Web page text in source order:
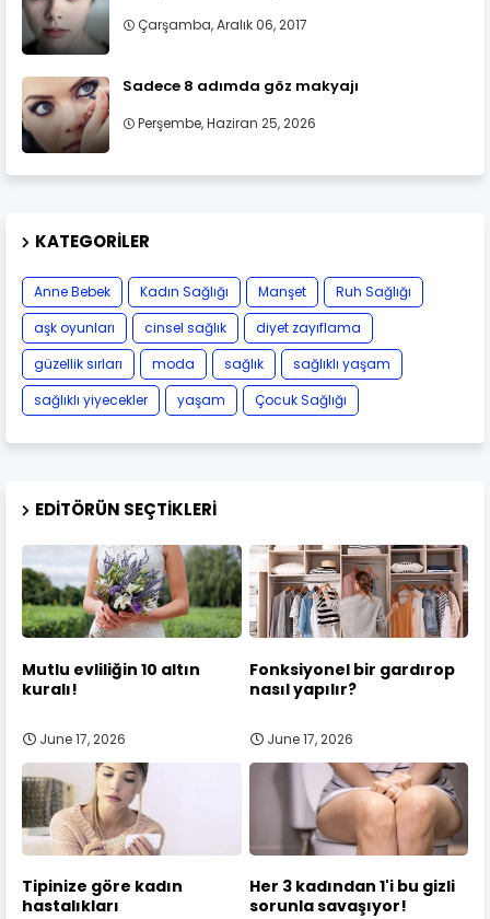
Çarşamba, Aralık 06, 2017
Sadece 8 adımda göz makyajı
Perşembe, Haziran 25, 2026
KATEGORILER
Anne Bebek Kadın Sağlığı Manşet
Ruh Sağlığı
aşk oyunları
cinsel sağlık
diyet zayıflama
güzellik sırları
moda sağlık
sağlıklı yaşam
sağlıklı yiyecekler
yaşam Çocuk Sağlığı
EDITÖRÜN SEÇTIKLERI
Mutlu evliliğin 10 altın
kuralı!
June 17, 2026
Fonksiyonel bir gardırop
nasıl yapılır?
June 17, 2026
Tipinize göre kadın
hastalıkları
Her 3 kadından 1'i bu gizli
sorunla savaşıyor!